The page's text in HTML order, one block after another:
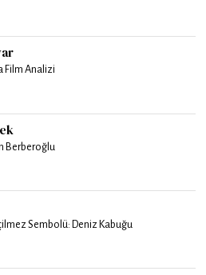
Film Analizi
Berberoğlu
Sembolü: Deniz Kabuğu